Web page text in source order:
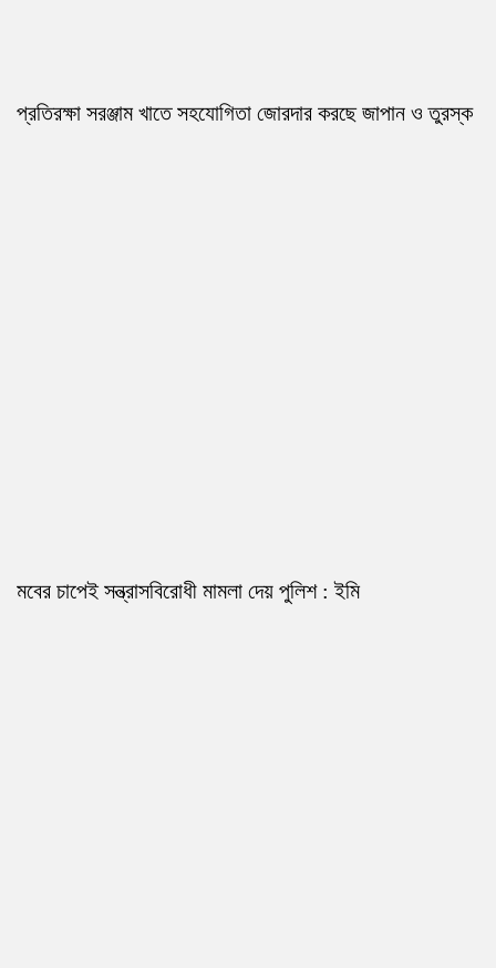
প্রতিরক্ষা সরঞ্জাম খাতে সহযোগিতা জোরদার করছে জাপান ও তুরস্ক
মবের চাপেই সন্ত্রাসবিরোধী মামলা দেয় পুলিশ : ইমি